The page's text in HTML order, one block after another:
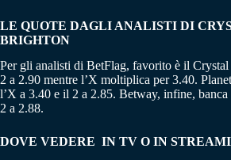
LE QUOTE DAGLI ANALISTI DI
BRIGHTON
Per gli analisti di BetFlag, favorito è il Crystal
2 a 2.90 mentre l’X moltiplica per 3.40.
l’X a 3.40 e il 2 a 2.85. Betway, infine,
2 a 2.88.
DOVE VEDERE IN TV O IN